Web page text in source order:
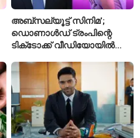
അബ്സല്യൂട്ട് സിനിമ’;
ഡൊണാൾഡ് ട്രംപിന്റെ
ടിക്‌ടോക്ക് വീഡിയോയിൽ
‘August’ നീക്കം ചെയ്തു